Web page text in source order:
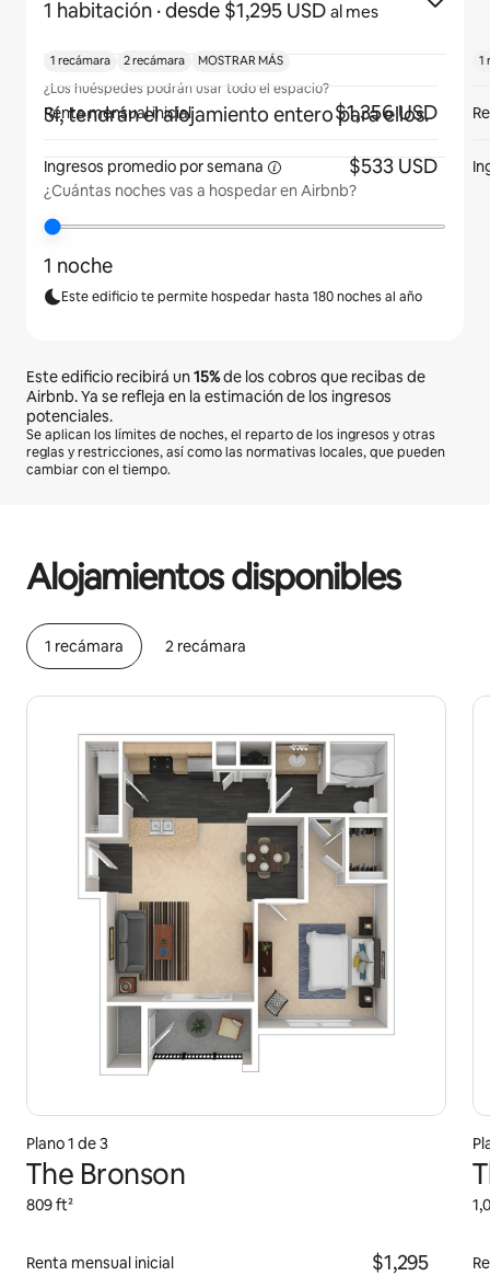
1 habitación · desde $1,295 USD al mes
¿Los huéspedes podrán usar todo el espacio?
Sí, tendrán el alojamiento entero para ellos.
¿Cuántas noches vas a hospedar en Airbnb?
1 noche
Este edificio te permite hospedar hasta 180 noches al año
Este edificio recibirá un15%de los cobros que recibas de
Airbnb. Ya se refleja en la estimación de los ingresos
potenciales.
Se aplican los límites de noches, el reparto de los ingresos y otras
reglas y restricciones, así como las normativas locales, que pueden
cambiar con el tiempo.
Alojamientos disponibles
1 recámara 2 recámara
Plano 1 de 3
The Bronson
809 ft²
Renta mensual inicial $1,295
1 recámara 2 recámara MOSTRAR MÁS
Renta mensual inicial $1,356 USD
Ingresos promedio porsemana $533 USD
1